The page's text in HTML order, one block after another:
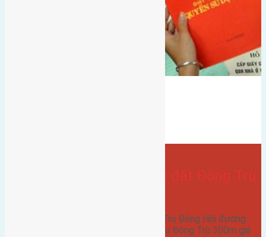
Cần bán 50m2 (5,5×9) đất Đông Trù
Cần bán 50m2 (5,5x9) đất Đông Trù Đông Hội đường
rộng 5m hướng Tây Nam cách cầu Đông Trù 300m giá